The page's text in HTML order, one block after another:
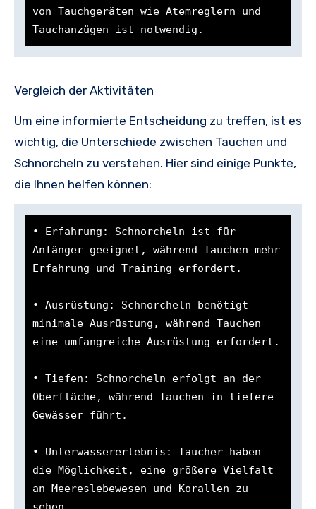
von Tauchgeräten wie Atemreglern und
Tauchanzügen ist notwendig.
Vergleich der Aktivitäten
Um eine informierte Entscheidung zu treffen, ist es
wichtig, die Unterschiede zwischen Tauchen und
Schnorcheln zu verstehen. Hier sind einige Punkte,
die Ihnen helfen können:
• Erfahrung: Schnorcheln ist für
Anfänger geeignet, während Tauchen mehr
Erfahrung und Training erfordert.
• Ausrüstung: Schnorcheln benötigt
minimale Ausrüstung, während Tauchen
eine umfangreiche Ausrüstung erfordert.
• Tiefen: Schnorcheln erfolgt an der
Oberfläche, während Tauchen in tiefere
Gewässer führt.
• Unterwassererlebnis: Taucher haben
die Möglichkeit, eine größere Vielfalt
an Meereslebewesen und Korallen zu